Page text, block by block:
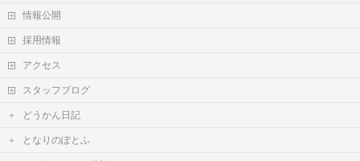
情報公開
採用情報
アクセス
スタッフブログ
どうかん日記
となりのぽとふ